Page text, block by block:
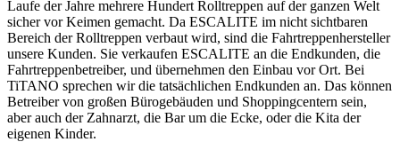
Laufe der Jahre mehrere Hundert Rolltreppen auf der ganzen Welt
sicher vor Keimen gemacht. Da ESCALITE im nicht sichtbaren
Bereich der Rolltreppen verbaut wird, sind die Fahrtreppenhersteller
unsere Kunden. Sie verkaufen ESCALITE an die Endkunden, die
Fahrtreppenbetreiber, und übernehmen den Einbau vor Ort. Bei
TiTANO sprechen wir die tatsächlichen Endkunden an. Das können
Betreiber von großen Bürogebäuden und Shoppingcentern sein,
aber auch der Zahnarzt, die Bar um die Ecke, oder die Kita der
eigenen Kinder.